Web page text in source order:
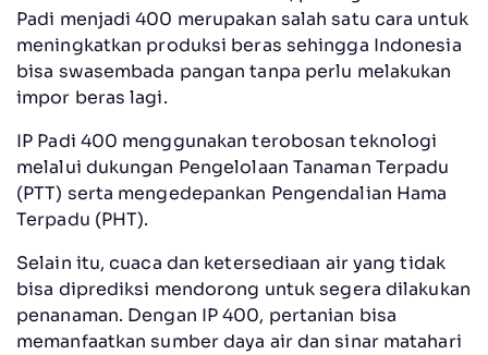
Padi menjadi 400 merupakan salah satu cara untuk
meningkatkan produksi beras sehingga Indonesia
bisa swasembada pangan tanpa perlu melakukan
impor beras lagi.
IP Padi 400 menggunakan terobosan teknologi
melalui dukungan Pengelolaan Tanaman Terpadu
(PTT) serta mengedepankan Pengendalian Hama
Terpadu (PHT).
Selain itu, cuaca dan ketersediaan air yang tidak
bisa diprediksi mendorong untuk segera dilakukan
penanaman. Dengan IP 400, pertanian bisa
memanfaatkan sumber daya air dan sinar matahari